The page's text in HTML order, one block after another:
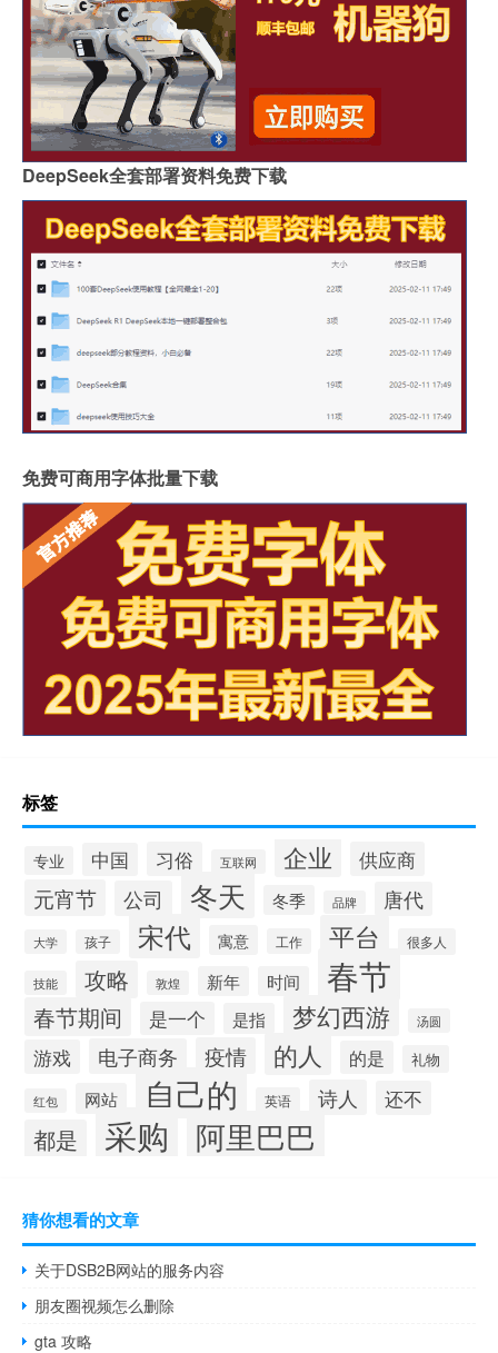
DeepSeek全套部署资料免费下载
免费可商用字体批量下载
标签
专业 中国 习俗 互联网 企业 供应商
元宵节 公司 冬天 冬季 品牌 唐代
大学 孩子 宋代 寓意 工作 平台 很多人
技能 攻略 敦煌 新年 时间 春节
春节期间 是一个 是指 梦幻西游 汤圆
游戏 电子商务 疫情 的人 的是 礼物
红包 网站 自己的 英语 诗人 还不
都是 采购 阿里巴巴
猜你想看的文章
关于DSB2B网站的服务内容
朋友圈视频怎么删除
gta 攻略